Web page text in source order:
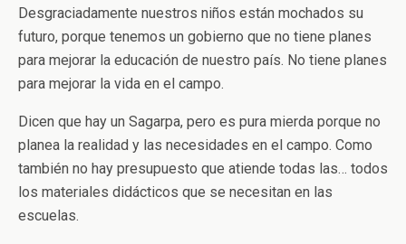
Desgraciadamente nuestros niños están mochados su
futuro, porque tenemos un gobierno que no tiene planes
para mejorar la educación de nuestro país. No tiene planes
para mejorar la vida en el campo.
Dicen que hay un Sagarpa, pero es pura mierda porque no
planea la realidad y las necesidades en el campo. Como
también no hay presupuesto que atiende todas las… todos
los materiales didácticos que se necesitan en las
escuelas.